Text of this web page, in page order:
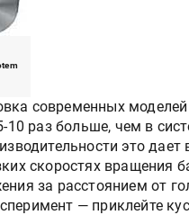
современных моделей
раз больше, чем в
это дает
скоростях вращения
за расстоянием от
— приклейте